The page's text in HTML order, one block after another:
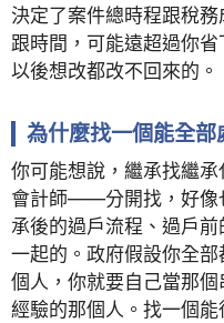
決定了案件總時程跟稅
跟時間，可能遠超過你
以後想改都改不回來的。
為什麼找一個能全部
你可能想說，繼承找繼
會計師——分開找，好像
承後的過戶流程、過戶
一起的。政府假設你全
個人，你就要自己當那
經驗的那個人。找一個